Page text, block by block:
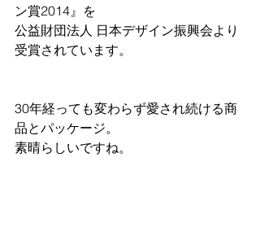
ン賞2014』を
公益財団法人 日本デザイン振興会より
受賞されています。
30年経っても変わらず愛され続ける商
品とパッケージ。
素晴らしいですね。